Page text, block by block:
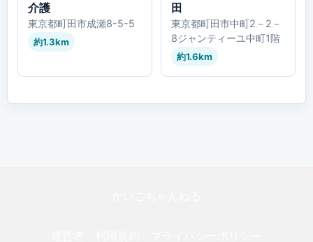
介護
東京都町田市成瀬8-5-5
約1.3km
田
東京都町田市中町2－2－
8ジャンティーユ中町1階
約1.6km